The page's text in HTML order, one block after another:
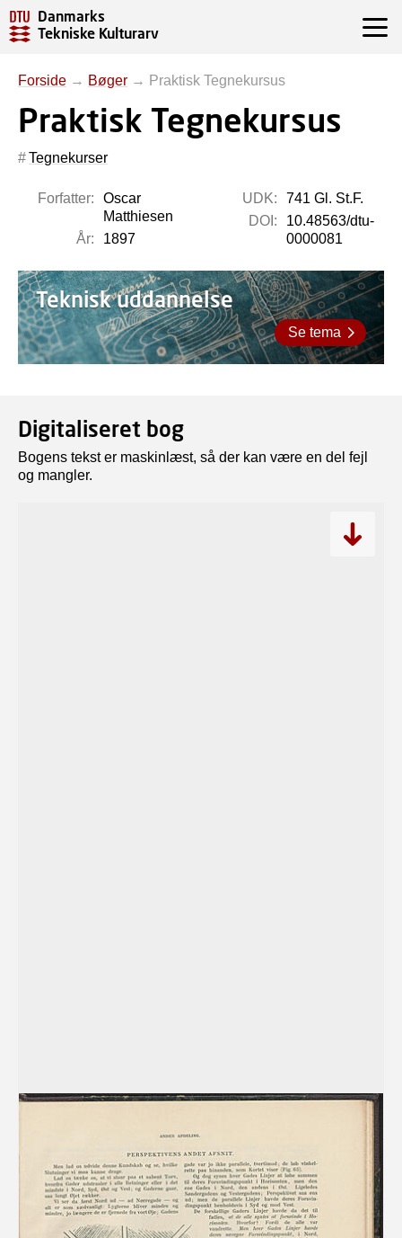
Danmarks
Tekniske Kulturarv
Forside → Bøger → Praktisk Tegnekursus
Praktisk Tegnekursus
Tegnekurser
Forfatter:
Oscar
Matthiesen
År:
1897
UDK:
741 Gl. St.F.
DOI:
10.48563/dtu-
0000081
Teknisk uddannelse
Se tema
Digitaliseret bog
Bogens tekst er maskinlæst, så der kan være en del fejl
og mangler.